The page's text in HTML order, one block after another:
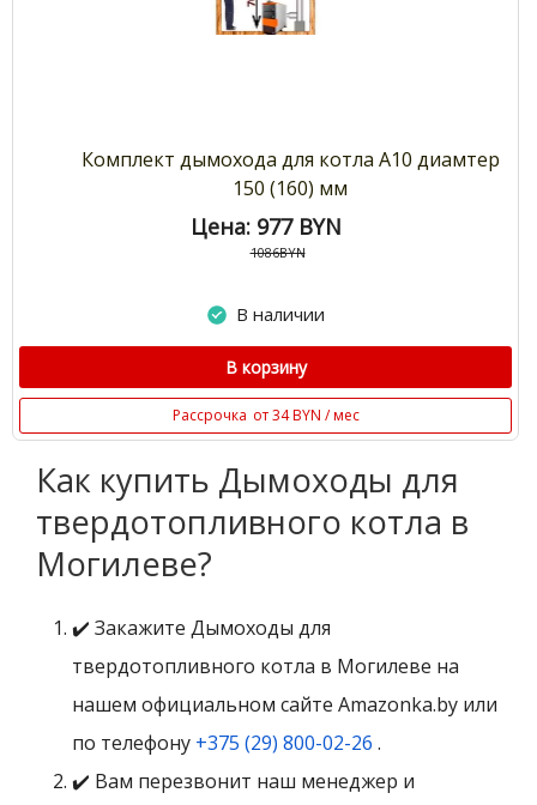
Комплект дымохода для котла А10 диамтер
150 (160) мм
Цена: 977 BYN
1086BYN
В наличии
В корзину
Рассрочка от 34 BYN / мес
Как купить Дымоходы для
твердотопливного котла в
Могилеве?
✔️ Закажите Дымоходы для
твердотопливного котла в Могилеве на
нашем официальном сайте Amazonka.by или
по телефону +375 (29) 800-02-26 .
✔️ Вам перезвонит наш менеджер и